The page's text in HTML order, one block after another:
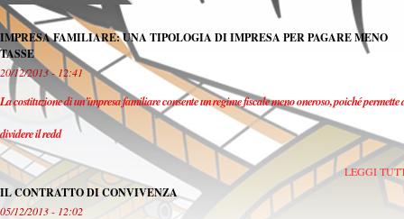
IMPRESA FAMILIARE: UNA TIPOLOGIA DI IMPRESA PER PAGARE MENO
TASSE
20/12/2013 - 12:41
La costituzione di un’impresa familiare consente un regime fiscale meno oneroso, poiché permette
dividere il redd
LEGGI
IL CONTRATTO DI CONVIVENZA
05/12/2013 - 12:02